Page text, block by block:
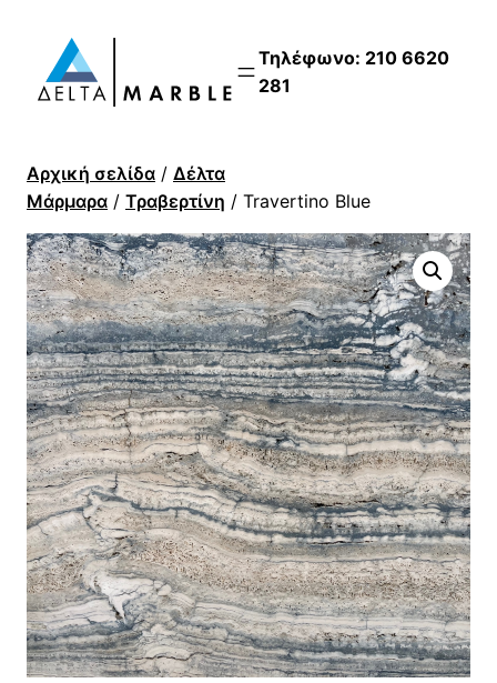
Τηλέφωνο: 210 6620
281
Αρχική σελίδα / Δέλτα
Μάρμαρα / Τραβερτίνη / Travertino Blue